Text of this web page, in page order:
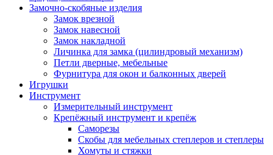
Замочно-скобяные изделия
Замок врезной
Замок навесной
Замок накладной
Личинка для замка (цилиндровый механизм)
Петли дверные, мебельные
Фурнитура для окон и балконных дверей
Игрушки
Инструмент
Измерительный инструмент
Крепёжный инструмент и крепёж
Саморезы
Скобы для мебельных степлеров и степлеры
Хомуты и стяжки